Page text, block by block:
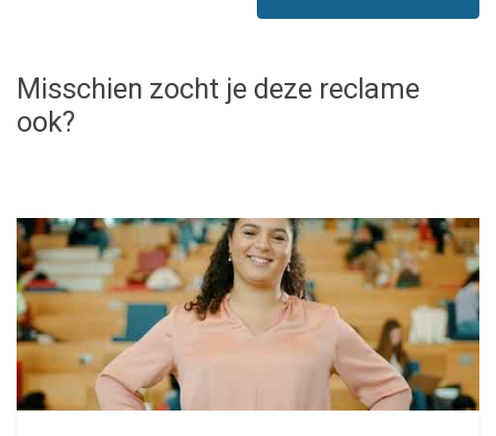
Misschien zocht je deze reclame
ook?